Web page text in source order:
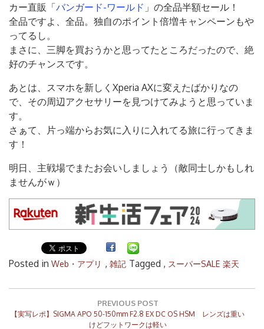
カー直販「バンガード-ワールド 」の全品半額セール！
全品ですよ、全品。独自のポイント倍増キャンペーンもや
ってるし。
まさに、三脚を買おうかと思ってたところだったので、絶
好のチャンスです。
あとは、スマホを新しくXperia AXに変えたばかりなの
で、その周辺アクセサリーを見つけてみようと思っていま
す。
さぁて、片っ端からお気に入りに入れてる旅に行ってきま
す！
明日、主戦場でまたお会いしましょう（敵同士しかもしれ
ませんがｗ）
Posted in Web・アプリ , 雑記 Tagged , スーパーSALE 楽天
ナ
PREVIOUS POST
Previous
【実写レポ】SIGMA APO 50-150mm F2.8 EX DC OS HSM レンズは重い
けどフットワークは軽い